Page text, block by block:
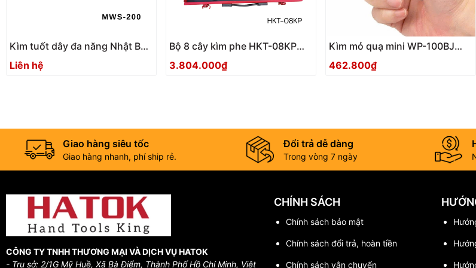
Kìm tuốt dây đa năng Nhật Bản
Tsunoda MWS-200
Liên hệ
Bộ 8 cây kìm phe HKT-08KP
Nhật Bản
3.804.000₫
Kìm mỏ quạ mini WP-100BJ
Tsunoda Nhật Bản
462.800₫
Giao hàng siêu tốc
Giao hàng nhanh, phí ship rẻ.
Đổi trả dễ dàng
Trong vòng 7 ngày
CÔNG TY TNHH THƯƠNG MẠI VÀ DỊCH VỤ HATOK
- Trụ sở: 2/1G Mỹ Huề, Xã Bà Điểm, Thành Phố Hồ Chí Minh, Việt
CHÍNH SÁCH
Chính sách bảo mật
Chính sách đổi trả, hoàn tiền
Chính sách vận chuyển